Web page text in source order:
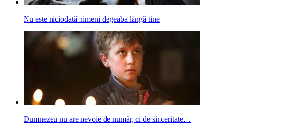
Nu este niciodată nimeni degeaba lângă tine
Dumnezeu nu are nevoie de număr, ci de sinceritate…